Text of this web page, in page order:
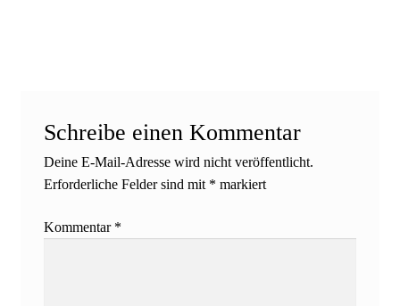
Schreibe einen Kommentar
Deine E-Mail-Adresse wird nicht veröffentlicht.
Erforderliche Felder sind mit * markiert
Kommentar *